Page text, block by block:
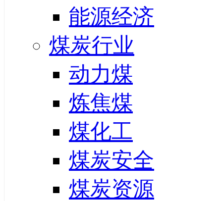
能源经济
煤炭行业
动力煤
炼焦煤
煤化工
煤炭安全
煤炭资源